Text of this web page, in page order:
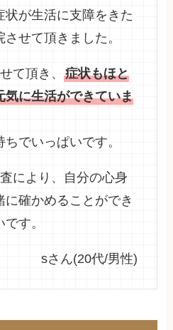
状が生活に支障をきた
せて頂きました。
て頂き、症状もほと
気に生活ができていま
でいっぱいです。
により、自分の心身
確かめることができ
す。
sさん(20代/男性)